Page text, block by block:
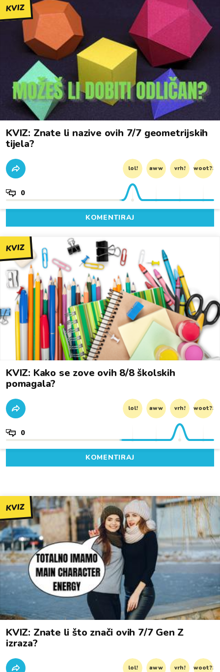
KVIZ
KVIZ: Znate li nazive ovih 7/7 geometrijskih
tijela?
lol! aww vrh! woot?!
0
KOMENTIRAJ
KVIZ
KVIZ: Kako se zove ovih 8/8 školskih
pomagala?
lol! aww vrh! woot?!
0
KOMENTIRAJ
KVIZ
KVIZ: Znate li što znači ovih 7/7 Gen Z
izraza?
lol! aww vrh! woot?!